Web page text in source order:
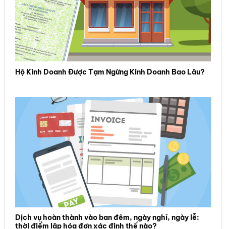
Hộ Kinh Doanh Được Tạm Ngừng Kinh Doanh Bao Lâu?
Dịch vụ hoàn thành vào ban đêm, ngày nghỉ, ngày lễ:
thời điểm lập hóa đơn xác định thế nào?